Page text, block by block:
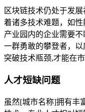
区块链技术仍处于发
着诸多技术难题，如
产业园内的企业需要
一群勇敢的攀登者，
突破技术瓶颈,才能在
人才短缺问题
虽然[城市名称]拥有丰